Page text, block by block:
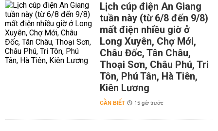
Lịch cúp điện An Giang
tuần này (từ 6/8 đến 9/8)
mất điện nhiều giờ ở
Long Xuyên, Chợ Mới,
Châu Đốc, Tân Châu,
Thoại Sơn, Châu Phú, Tri
Tôn, Phú Tân, Hà Tiên,
Kiên Lương
CẦN BIẾT 15 giờ trước